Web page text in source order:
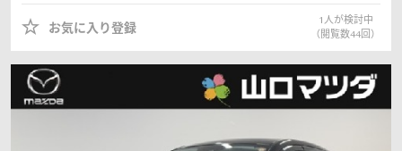
お気に入り登録
1 人が検討中
（閲覧数44回）